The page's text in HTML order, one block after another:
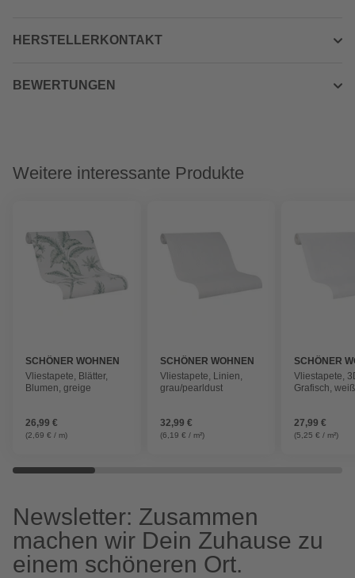
HERSTELLERKONTAKT
BEWERTUNGEN
Weitere interessante Produkte
SCHÖNER WOHNEN
KOLLEKTION
Vliestapete, Blätter,
Blumen, greige
26,99 €
(2,69 € / m)
SCHÖNER WOHNEN
KOLLEKTION
Vliestapete, Linien,
grau/pearldust
32,99 €
(6,19 € / m²)
SCHÖNER
KOLLEKTION
Vliestapete,
Grafisch, weiß
27,99 €
(5,25 € / m²)
Newsletter: Zusammen
machen wir Dein Zuhause zu
einem schöneren Ort.